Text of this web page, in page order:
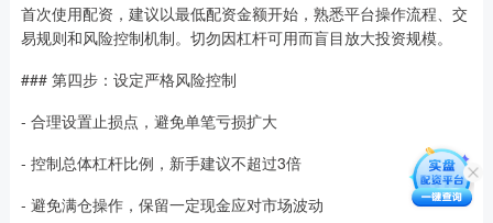
首次使用配资，建议以最低配资金额开始，熟悉平台操作流程、交
易规则和风险控制机制。切勿因杠杆可用而盲目放大投资规模。
### 第四步：设定严格风险控制
- 合理设置止损点，避免单笔亏损扩大
- 控制总体杠杆比例，新手建议不超过3倍
- 避免满仓操作，保留一定现金应对市场波动